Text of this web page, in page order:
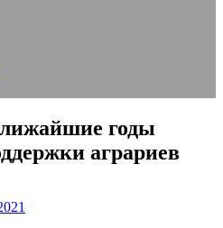
годы
аграриев